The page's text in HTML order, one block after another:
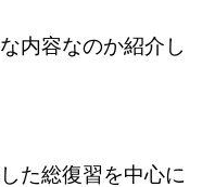
内容なのか紹介し
た総復習を中心に